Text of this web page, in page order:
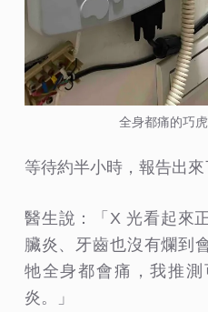
全身都痛的巧
等待約半小時，報告出來
醫生說：「X 光看起來
臟炎、牙齒也沒有爛到
牠全身都會痛，我推
炎。」